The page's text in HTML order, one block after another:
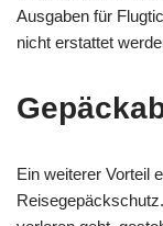
Ausgaben für
nicht erstattet
Ein weiterer Vorteil